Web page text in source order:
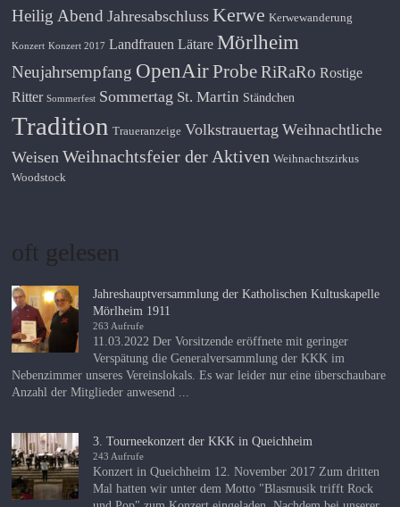
Heilig Abend Jahresabschluss Kerwe Kerwewanderung
Konzert Konzert 2017 Landfrauen Lätare Mörlheim
Neujahrsempfang OpenAirProbe RiRaRo Rostige
Ritter Sommerfest Sommertag St. Martin Ständchen
Tradition Traueranzeige Volkstrauertag Weihnachtliche
Weisen Weihnachtsfeier der Aktiven Weihnachtszirkus
Woodstock
oft gelesen
Jahreshauptversammlung der Katholischen Kultuskapelle
Mörlheim 1911
263 Aufrufe
11.03.2022 Der Vorsitzende eröffnete mit geringer
Verspätung die Generalversammlung der KKK im
Nebenzimmer unseres Vereinslokals. Es war leider nur eine überschaubare
Anzahl der Mitglieder anwesend ...
3. Tourneekonzert der KKK in Queichheim
243 Aufrufe
Konzert in Queichheim 12. November 2017 Zum dritten
Mal hatten wir unter dem Motto "Blasmusik trifft Rock